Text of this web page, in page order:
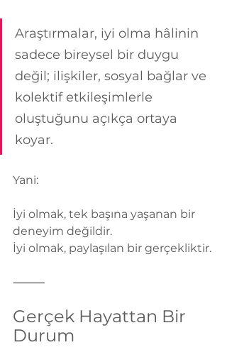
Araştırmalar, iyi olma hâlinin
sadece bireysel bir duygu
değil; ilişkiler, sosyal bağlar ve
kolektif etkileşimlerle
oluştuğunu açıkça ortaya
koyar.
Yani:
İyi olmak, tek başına yaşanan bir
deneyim değildir.
İyi olmak, paylaşılan bir gerçekliktir.
⸻
Gerçek Hayattan Bir
Durum